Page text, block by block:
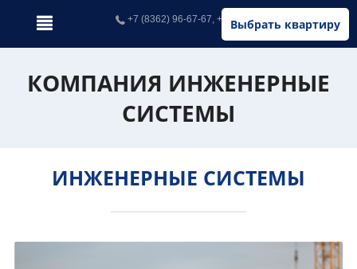
Выбрать квартиру
+7 (8362) 96-67-67, +7 (902) 326-67-67
КОМПАНИЯ ИНЖЕНЕРНЫЕ
СИСТЕМЫ
ИНЖЕНЕРНЫЕ СИСТЕМЫ